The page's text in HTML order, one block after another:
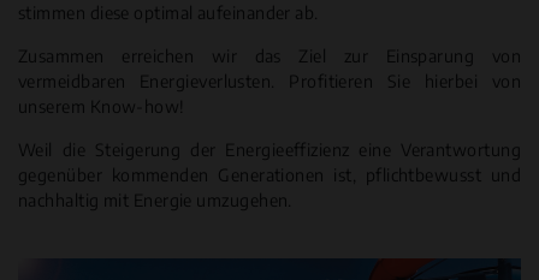
stimmen diese optimal aufeinander ab.
Zusammen erreichen wir das Ziel zur Einsparung von
vermeidbaren Energieverlusten. Profitieren Sie hierbei von
unserem Know-how!
Weil die Steigerung der Energieeffizienz eine Verantwortung
gegenüber kommenden Generationen ist, pflichtbewusst und
nachhaltig mit Energie umzugehen.